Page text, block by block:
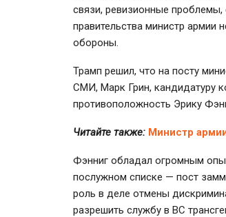
связи, ревизионные
правительства министр армии
обороны.
Трамп решил, что на посту
СМИ, Марк Грин, кандидатуру
противоположность Эрику
Читайте также: Министр
Фэнниг обладал огромным
послужном списке — пост
роль в деле отмены
разрешить службу в ВС